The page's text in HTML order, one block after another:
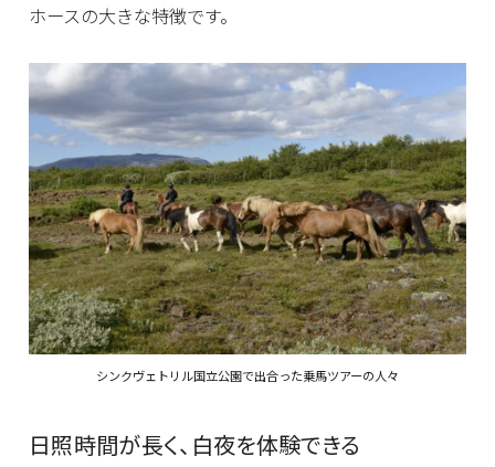
ホースの大きな特徴です。
シンクヴェトリル国立公園で出合った乗馬ツアーの人々
日照時間が長く、白夜を体験できる